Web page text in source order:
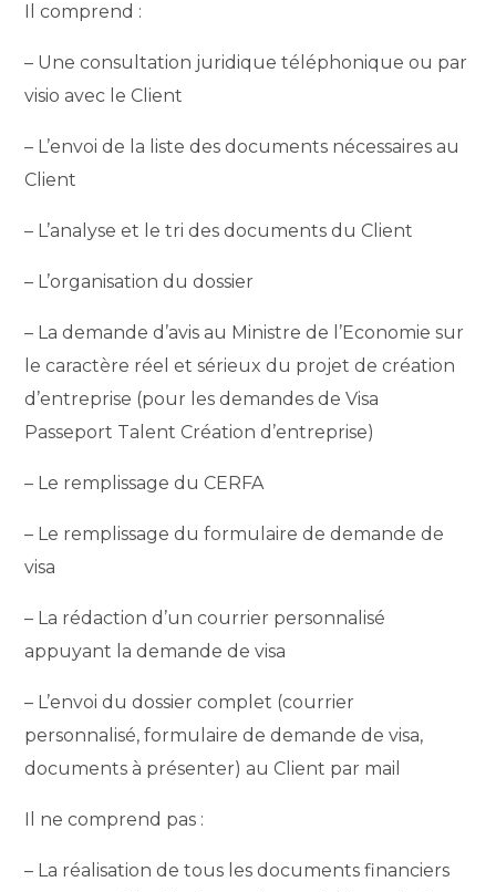
Il comprend :
– Une consultation juridique téléphonique ou par
visio avec le Client
– L’envoi de la liste des documents nécessaires au
Client
– L’analyse et le tri des documents du Client
– L’organisation du dossier
– La demande d’avis au Ministre de l’Economie sur
le caractère réel et sérieux du projet de création
d’entreprise (pour les demandes de Visa
Passeport Talent Création d’entreprise)
– Le remplissage du CERFA
– Le remplissage du formulaire de demande de
visa
– La rédaction d’un courrier personnalisé
appuyant la demande de visa
– L’envoi du dossier complet (courrier
personnalisé, formulaire de demande de visa,
documents à présenter) au Client par mail
Il ne comprend pas :
– La réalisation de tous les documents financiers